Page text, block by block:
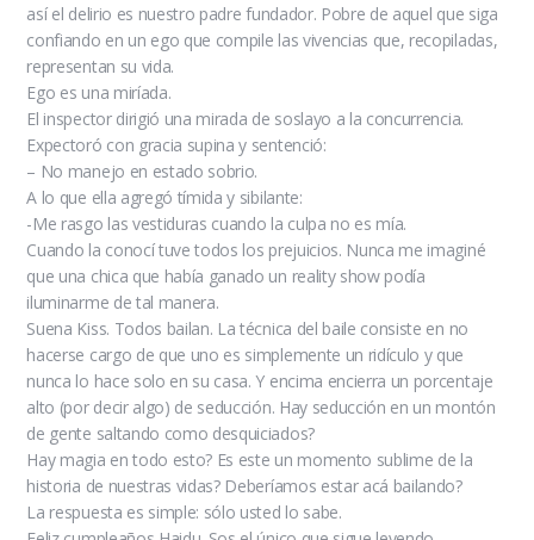
así el delirio es nuestro padre fundador. Pobre de aquel que siga
confiando en un ego que compile las vivencias que, recopiladas,
representan su vida.
Ego es una miríada.
El inspector dirigió una mirada de soslayo a la concurrencia.
Expectoró con gracia supina y sentenció:
– No manejo en estado sobrio.
A lo que ella agregó tímida y sibilante:
-Me rasgo las vestiduras cuando la culpa no es mía.
Cuando la conocí tuve todos los prejuicios. Nunca me imaginé
que una chica que había ganado un reality show podía
iluminarme de tal manera.
Suena Kiss. Todos bailan. La técnica del baile consiste en no
hacerse cargo de que uno es simplemente un ridículo y que
nunca lo hace solo en su casa. Y encima encierra un porcentaje
alto (por decir algo) de seducción. Hay seducción en un montón
de gente saltando como desquiciados?
Hay magia en todo esto? Es este un momento sublime de la
historia de nuestras vidas? Deberíamos estar acá bailando?
La respuesta es simple: sólo usted lo sabe.